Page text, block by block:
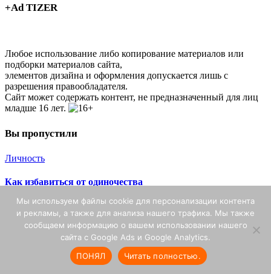
+Ad TIZER
Любое использование либо копирование материалов или
подборки материалов сайта,
элементов дизайна и оформления допускается лишь с
разрешения правообладателя.
Сайт может содержать контент, не предназначенный для лиц
младше 16 лет.
Вы пропустили
Личность
Как избавиться от одиночества
ОтВасилий
26 декабря, 2025
363 views
Мы используем файлы cookie для персонализации контента
и рекламы, а также для анализа нашего трафика. Мы также
сообщаем информацию о вашем использовании нашего
сайта с Google Ads и Google Analytics.
ПОНЯЛ
Читать полностью.